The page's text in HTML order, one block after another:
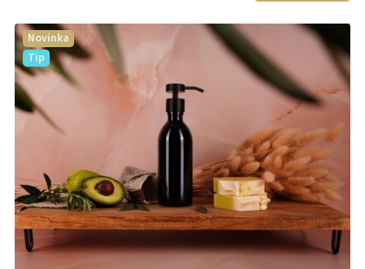
Novinka
Tip